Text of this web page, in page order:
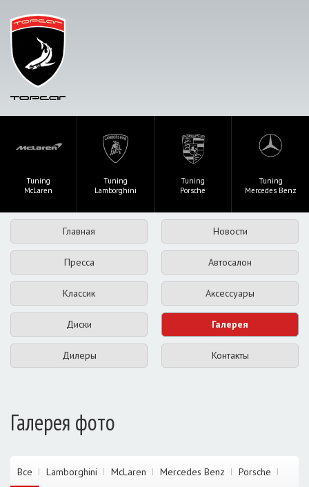
Tuning
McLaren
Tuning
Lamborghini
Tuning
Porsche
Tuning
Mercedes Benz
Главная Новости
Пресса Автосалон
Классик Аксессуары
Диски Галерея
Дилеры Контакты
Галерея фото
Все Lamborghini McLaren Mercedes Benz Porsche